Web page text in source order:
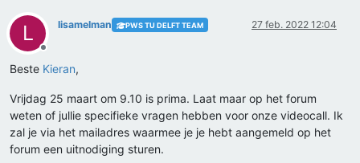
L
Offline
lisamelman PWS TU DELFT TEAM 27 feb. 2022 12:04
Beste Kieran,
Vrijdag 25 maart om 9.10 is prima. Laat maar op het forum
weten of jullie specifieke vragen hebben voor onze videocall. Ik
zal je via het mailadres waarmee je je hebt aangemeld op het
forum een uitnodiging sturen.